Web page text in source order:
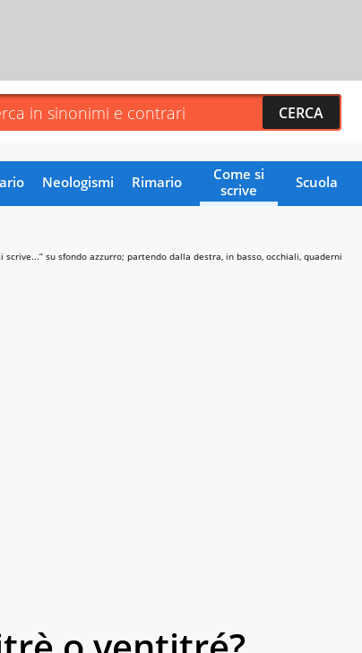
Neologismi Rimario
Come si
scrive
Scuola